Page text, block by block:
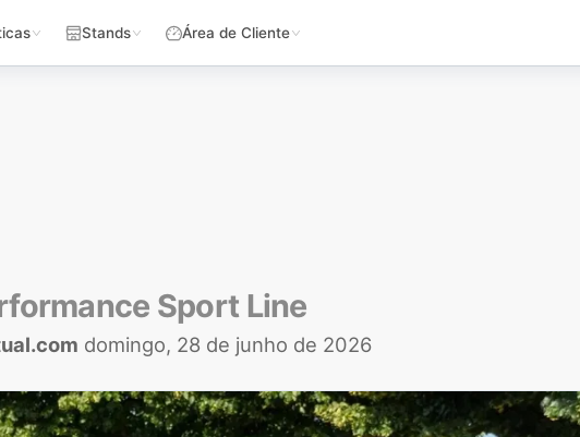
Stands Área de Cliente
Sport Line
domingo, 28 de junho de 2026